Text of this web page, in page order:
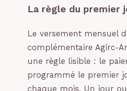
La règle du premier
Le versement mensuel
complémentaire Agirc-
une règle lisible : le
programmé le premier
chaque mois. Un jour